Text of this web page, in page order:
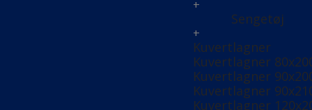
+
Sengetøj
+
Kuvertlagner
Kuvertlagner
Kuvertlagner
Kuvertlagner
Kuvertlagner